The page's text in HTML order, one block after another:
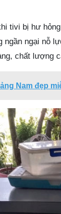
tivi bị hư
ngại nỗ
chất lượng
Nam đẹp